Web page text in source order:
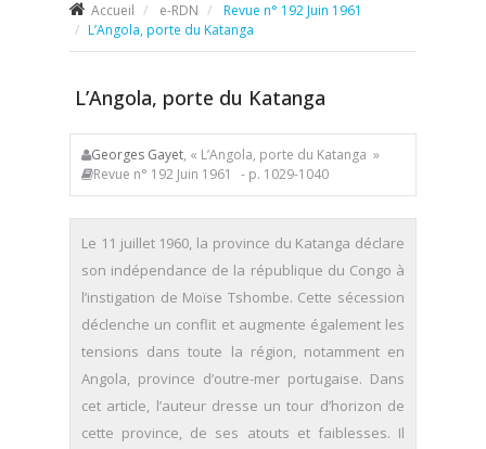
Accueil e-RDN
Revue n° 192 Juin 1961
L’Angola, porte du Katanga
L’Angola, porte du Katanga
Georges Gayet, « L’Angola, porte du Katanga »
Revue n° 192 Juin 1961
- p. 1029-1040
Le 11 juillet 1960, la province du Katanga déclare
son indépendance de la république du Congo à
l’instigation de Moïse Tshombe. Cette sécession
déclenche un conflit et augmente également les
tensions dans toute la région, notamment en
Angola, province d’outre-mer portugaise. Dans
cet article, l’auteur dresse un tour d’horizon de
cette province, de ses atouts et faiblesses. Il